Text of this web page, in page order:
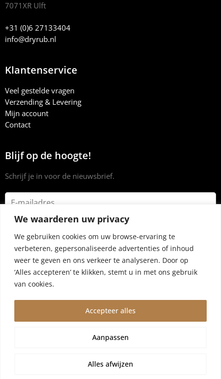
We waarderen uw privacy
We gebruiken cookies om uw browse-ervaring te
verbeteren, gepersonaliseerde advertenties of inhoud
weer te geven en ons verkeer te analyseren. Door op
‘Alles accepteren’ te klikken, stemt u in met ons gebruik
van cookies.
Aanpassen
Alles afwijzen
Accepteer alles
7071XR Ulft
+31 (0)6 27133404
info@dryrub.nl
Klantenservice
Veel gestelde vragen
Verzending & Levering
Mijn account
Contact
Blijf op de hoogte!
Schrijf je in voor de nieuwsbrief.
© 2024 Dryrub.nl |